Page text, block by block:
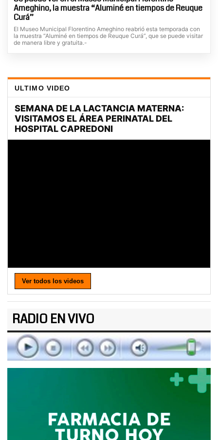
Ameghino, la muestra “Aluminé en tiempos de Reuque
Curá”
El Museo Municipal Florentino Ameghino reabrió esta temporada con
la muestra “Aluminé en tiempos de Reuque Curá”, que se puede visitar
de manera libre y gratuita.-
ULTIMO VIDEO
Ver todos los videos
RADIO EN VIVO